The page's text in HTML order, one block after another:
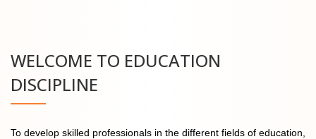
WELCOME TO EDUCATION
DISCIPLINE
To develop skilled professionals in the different fields of education,